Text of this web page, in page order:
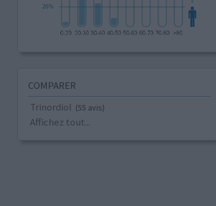
COMPARER
Trinordiol (55 avis)
Affichez tout...